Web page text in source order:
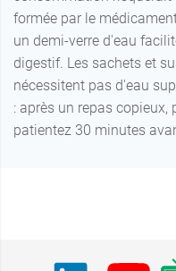
formée par le
un demi-verre d'eau
digestif. Les sachets et
nécessitent pas d'eau
: après un repas
patientez 30 minutes